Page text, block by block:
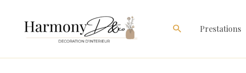
contenu
RechercherPrestations